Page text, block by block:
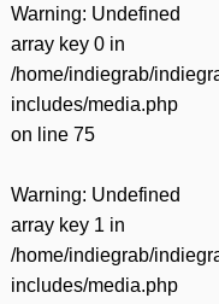
Warning: Undefined
array key 0 in
/home/indiegrab/
includes/media.php
on line 75
Warning: Undefined
array key 1 in
/home/indiegrab/
includes/media.php